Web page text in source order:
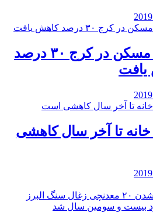
️قیمت مسکن در کرج ۳۰ درصد
تا آخر سال کاهشی